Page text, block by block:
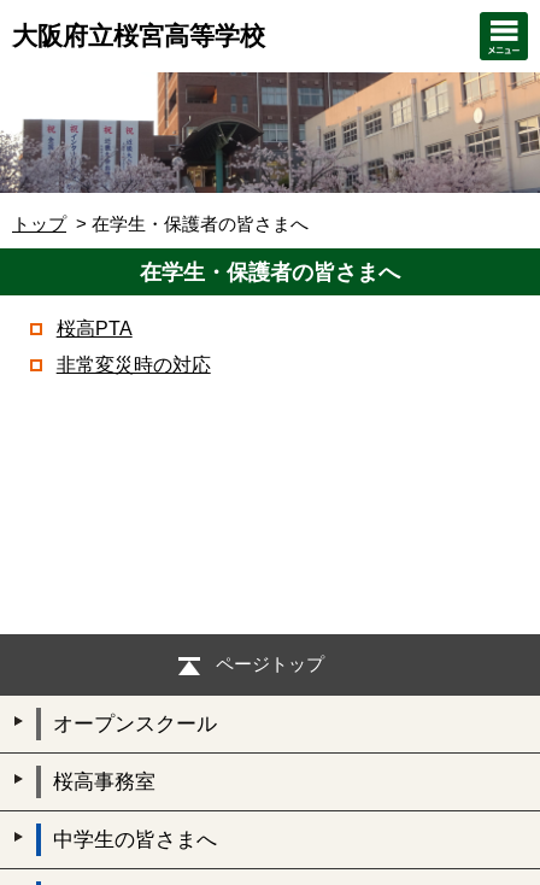
大阪府立桜宮高等学校
トップ 在学生・保護者の皆さまへ
在学生・保護者の皆さまへ
桜高PTA
非常変災時の対応
ページトップ
オープンスクール
桜高事務室
中学生の皆さまへ